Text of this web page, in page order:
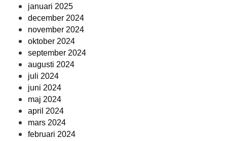
januari 2025
december 2024
november 2024
oktober 2024
september 2024
augusti 2024
juli 2024
juni 2024
maj 2024
april 2024
mars 2024
februari 2024